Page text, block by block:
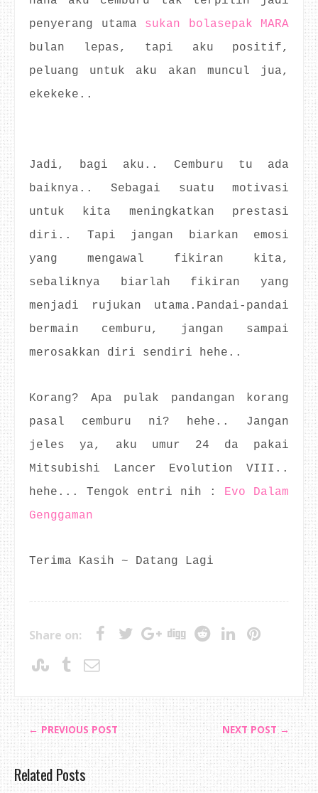
penyerang utama sukan bolasepak MARA
bulan lepas, tapi aku positif,
peluang untuk aku akan muncul jua,
ekekeke..
Jadi, bagi aku.. Cemburu tu ada
baiknya.. Sebagai suatu motivasi
untuk kita meningkatkan prestasi
diri.. Tapi jangan biarkan emosi
yang mengawal fikiran kita,
sebaliknya biarlah fikiran yang
menjadi rujukan utama.Pandai-pandai
bermain cemburu, jangan sampai
merosakkan diri sendiri hehe..
Korang? Apa pulak pandangan korang
pasal cemburu ni? hehe.. Jangan
jeles ya, aku umur 24 da pakai
Mitsubishi Lancer Evolution VIII..
hehe... Tengok entri nih : Evo Dalam
Genggaman
Terima Kasih ~ Datang Lagi
Share on:
← PREVIOUS POST NEXT POST →
Related Posts